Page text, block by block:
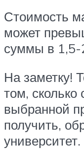
Стоимость
может
суммы в 1,5-
На заметку!
том, сколько
выбранной
получить,
университет.